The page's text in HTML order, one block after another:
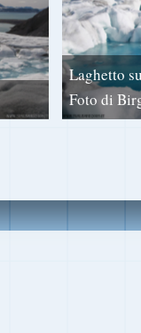
Laghetto
Foto di